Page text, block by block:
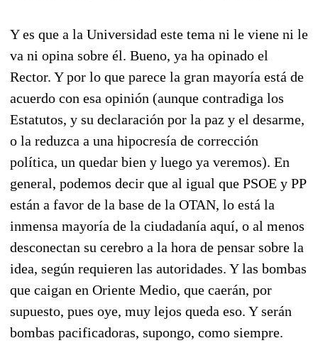
Y es que a la Universidad este tema ni le viene ni le
va ni opina sobre él. Bueno, ya ha opinado el
Rector. Y por lo que parece la gran mayoría está de
acuerdo con esa opinión (aunque contradiga los
Estatutos, y su declaración por la paz y el desarme,
o la reduzca a una hipocresía de corrección
política, un quedar bien y luego ya veremos). En
general, podemos decir que al igual que PSOE y PP
están a favor de la base de la OTAN, lo está la
inmensa mayoría de la ciudadanía aquí, o al menos
desconectan su cerebro a la hora de pensar sobre la
idea, según requieren las autoridades. Y las bombas
que caigan en Oriente Medio, que caerán, por
supuesto, pues oye, muy lejos queda eso. Y serán
bombas pacificadoras, supongo, como siempre.